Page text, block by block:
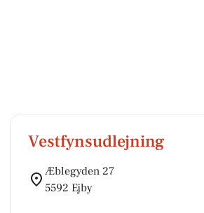
Vestfynsudlejning
Æblegyden 27
5592 Ejby